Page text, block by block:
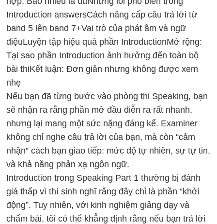
Introduction answersCách nâng cấp câu trả lời từ
band 5 lên band 7+Vai trò của phát âm và ngữ
điệuLuyện tập hiệu quả phần IntroductionMở rộng:
Tại sao phần Introduction ảnh hưởng đến toàn bộ
bài thiKết luận: Đơn giản nhưng không được xem
nhẹ
Nếu bạn đã từng bước vào phòng thi Speaking, bạn
sẽ nhận ra rằng phần mở đầu diễn ra rất nhanh,
nhưng lại mang một sức nặng đáng kể. Examiner
không chỉ nghe câu trả lời của bạn, mà còn “cảm
nhận” cách bạn giao tiếp: mức độ tự nhiên, sự tự tin,
và khả năng phản xạ ngôn ngữ.
Introduction trong Speaking Part 1 thường bị đánh
giá thấp vì thí sinh nghĩ rằng đây chỉ là phần “khởi
động”. Tuy nhiên, với kinh nghiệm giảng dạy và
chấm bài, tôi có thể khẳng định rằng nếu bạn trả lời